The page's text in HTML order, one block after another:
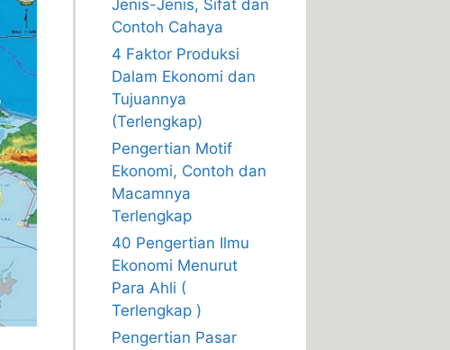
Jenis-Jenis, Sifat dan
Contoh Cahaya
4 Faktor Produksi
Dalam Ekonomi dan
Tujuannya
(Terlengkap)
Pengertian Motif
Ekonomi, Contoh dan
Macamnya
Terlengkap
40 Pengertian Ilmu
Ekonomi Menurut
Para Ahli (
Terlengkap )
Pengertian Pasar